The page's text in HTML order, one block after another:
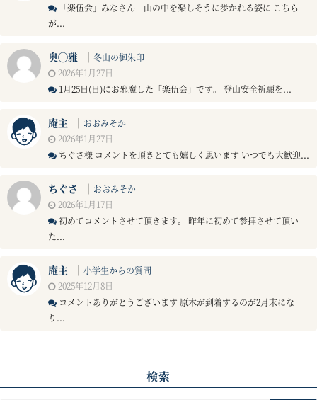
「楽伍会」みなさん 山の中を楽しそうに歩かれる姿に こちら
が...
奥◯雅 ｜ 冬山の御朱印
2026年1月27日
1月25日(日)にお邪魔した「楽伍会」です。 登山安全祈願を...
庵主 ｜ おおみそか
2026年1月27日
ちぐさ様 コメントを頂きとても嬉しく思います いつでも大歓迎...
ちぐさ ｜ おおみそか
2026年1月17日
初めてコメントさせて頂きます。 昨年に初めて参拝させて頂い
た...
庵主 ｜ 小学生からの質問
2025年12月8日
コメントありがとうございます 原木が到着するのが2月末にな
り...
検索